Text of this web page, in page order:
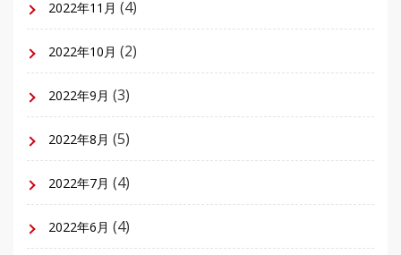
2022年11月 (4)
2022年10月 (2)
2022年9月 (3)
2022年8月 (5)
2022年7月 (4)
2022年6月 (4)